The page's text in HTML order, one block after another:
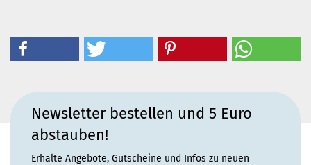
Newsletter bestellen und 5 Euro
abstauben!
Erhalte Angebote, Gutscheine und Infos zu neuen